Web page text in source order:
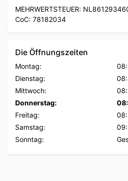
MEHRWERTSTEUER:
CoC: 78182034
Die Öffnungszeiten
Montag:
Dienstag:
Mittwoch:
Donnerstag:
Freitag:
Samstag:
Sonntag: